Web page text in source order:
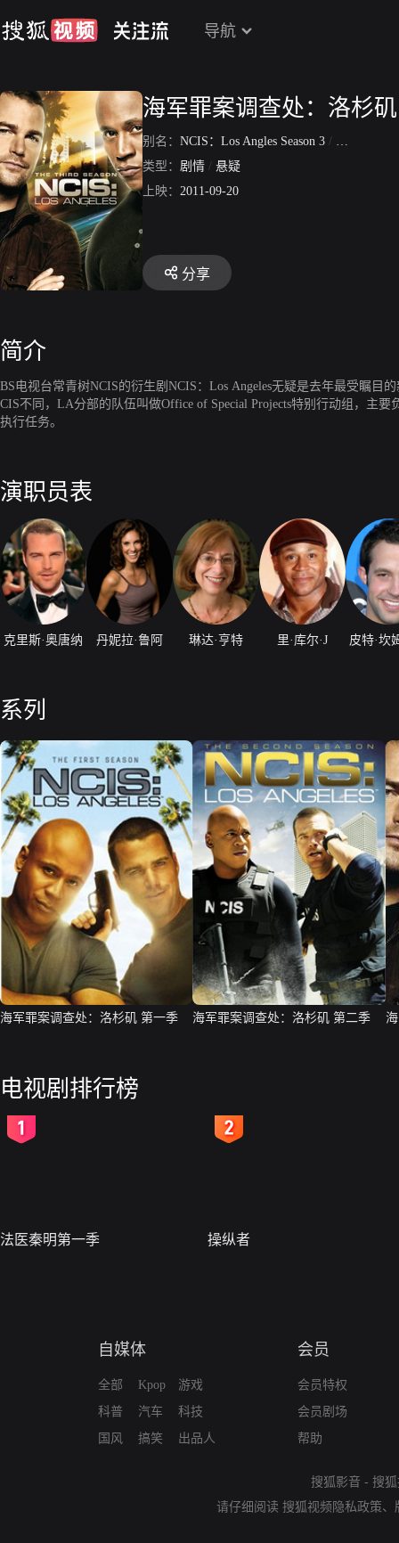
导航
海军罪案调查处：洛杉
别名： NCIS：Los Angles Season 3 / 海军犯罪
类型： 剧情 / 悬疑
上映： 2011-09-20
分享
简介
BS电视台常青树NCIS的衍生剧NCIS：Los Angeles无疑是去年最受瞩
CIS不同，LA分部的队伍叫做Office of Special Projects特别行动组，主
执行任务。
演职员表
克里斯·奥唐纳 丹妮拉·鲁阿 琳达·亨特 里·库尔·J 皮特·坎
系列
海军罪案调查处：洛杉矶 第一季 海军罪案调查处：洛杉矶 第二季
电视剧排行榜
法医秦明第一季 操纵者
自媒体
全部
科普
国风
Kpop
汽车
搞笑
游戏
科技
出品人
会员
会员特权
会员剧场
帮助
搜狐影音 - 搜
请仔细阅读 搜狐视频隐私政策、